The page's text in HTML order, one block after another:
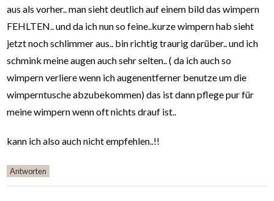
aus als vorher.. man sieht deutlich auf einem bild das wimpern
FEHLTEN.. und da ich nun so feine..kurze wimpern hab sieht
jetzt noch schlimmer aus.. bin richtig traurig darüber.. und ich
schmink meine augen auch sehr selten.. ( da ich auch so
wimpern verliere wenn ich augenentferner benutze um die
wimperntusche abzubekommen) das ist dann pflege pur für
meine wimpern wenn oft nichts drauf ist..
kann ich also auch nicht empfehlen..!!
Antworten